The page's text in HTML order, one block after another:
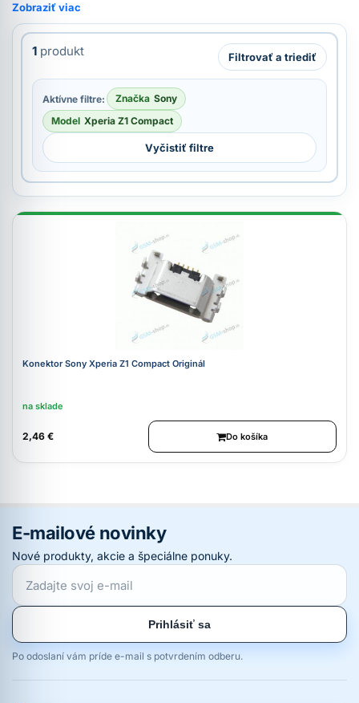
Zobraziť viac
1 produkt Filtrovať a triediť
Aktívne filtre: Značka Sony
Model Xperia Z1 Compact
Vyčistiť filtre
Konektor Sony Xperia Z1 Compact Originál
na sklade
2,46 € Do košíka
E-mailové novinky
Nové produkty, akcie a špeciálne ponuky.
Prihlásiť sa
Po odoslaní vám príde e-mail s potvrdením odberu.